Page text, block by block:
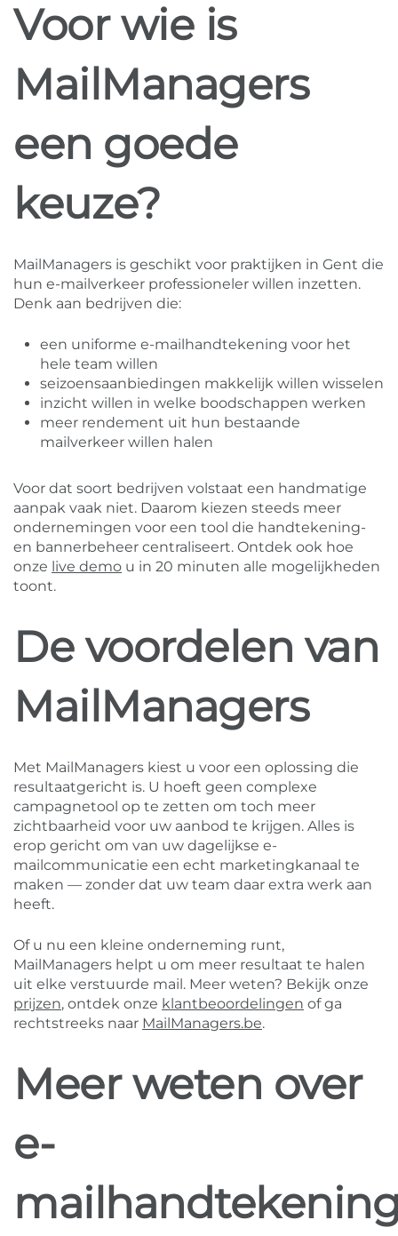
Voor wie is
MailManagers
een goede
keuze?
MailManagers is geschikt voor praktijken in Gent die
hun e-mailverkeer professioneler willen inzetten.
Denk aan bedrijven die:
een uniforme e-mailhandtekening voor het
hele team willen
seizoensaanbiedingen makkelijk willen wisselen
inzicht willen in welke boodschappen werken
meer rendement uit hun bestaande
mailverkeer willen halen
Voor dat soort bedrijven volstaat een handmatige
aanpak vaak niet. Daarom kiezen steeds meer
ondernemingen voor een tool die handtekening-
en bannerbeheer centraliseert. Ontdek ook hoe
onze live demo u in 20 minuten alle mogelijkheden
toont.
De voordelen van
MailManagers
Met MailManagers kiest u voor een oplossing die
resultaatgericht is. U hoeft geen complexe
campagnetool op te zetten om toch meer
zichtbaarheid voor uw aanbod te krijgen. Alles is
erop gericht om van uw dagelijkse e-
mailcommunicatie een echt marketingkanaal te
maken — zonder dat uw team daar extra werk aan
heeft.
Of u nu een kleine onderneming runt,
MailManagers helpt u om meer resultaat te halen
uit elke verstuurde mail. Meer weten? Bekijk onze
prijzen, ontdek onze klantbeoordelingen of ga
rechtstreeks naar MailManagers.be.
Meer weten over
e-